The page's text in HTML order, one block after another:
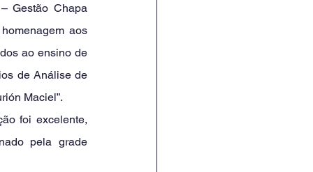
aos
ao ensino de
de Análise de
Maciel”.
pela grade